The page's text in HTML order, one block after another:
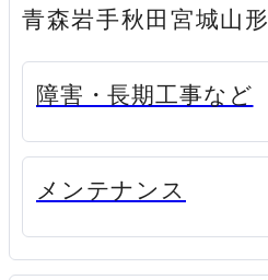
青森岩手秋田 宮城山形
障害・長期工事など
メンテナンス